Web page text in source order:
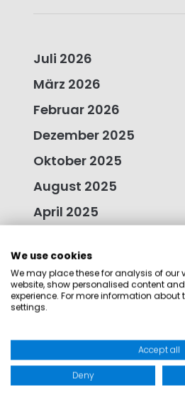
Juli 2026
März 2026
Februar 2026
Dezember 2025
Oktober 2025
August 2025
April 2025
Oktober 2024
September 2024
Mai 2024
April 2024
Januar 2024
November 2023
We use cookies
We may place these for analysis of our
website, show personalised content
experience. For more information about
settings.
Accept all
Deny